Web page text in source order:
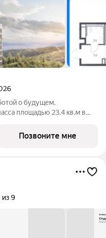
о будущем.
площадью 23.4 кв.м в
без отделки мы
завели
Позвоните мне
из 9